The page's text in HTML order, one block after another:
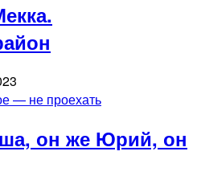
— не проехать
он же Юрий, он